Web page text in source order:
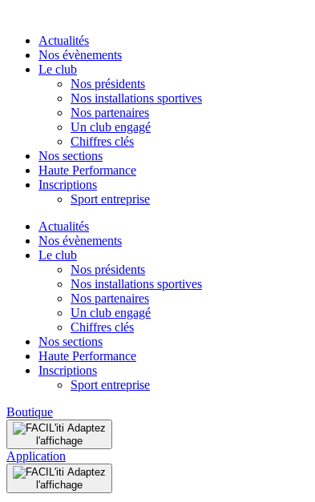
contenuActualités
Nos évènements
Le club
Nos présidents
Nos installations sportives
Nos partenaires
Un club engagé
Chiffres clés
Nos sections
Haute Performance
Inscriptions
Sport entreprise
Actualités
Nos évènements
Le club
Nos présidents
Nos installations sportives
Nos partenaires
Un club engagé
Chiffres clés
Nos sections
Haute Performance
Inscriptions
Sport entreprise
Boutique
Adaptez
l'affichage
Application
Adaptez
l'affichage